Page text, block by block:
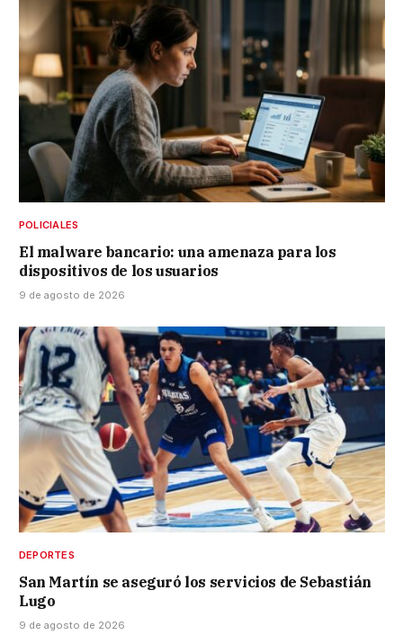
POLICIALES
El malware bancario: una amenaza para los
dispositivos de los usuarios
9 de agosto de 2026
DEPORTES
San Martín se aseguró los servicios de Sebastián
Lugo
9 de agosto de 2026